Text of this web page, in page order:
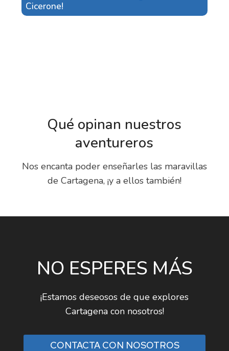
Cicerone!
Qué opinan nuestros
aventureros
Nos encanta poder enseñarles las maravillas
de Cartagena, ¡y a ellos también!
NO ESPERES MÁS
¡Estamos deseosos de que explores
Cartagena con nosotros!
CONTACTA CON NOSOTROS